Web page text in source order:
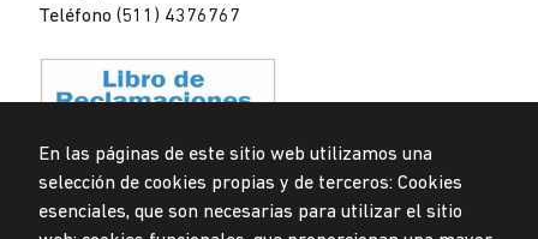
Teléfono (511) 4376767
Privacidad de datos personales
En las páginas de este sitio web utilizamos una
selección de cookies propias y de terceros: Cookies
esenciales, que son necesarias para utilizar el sitio